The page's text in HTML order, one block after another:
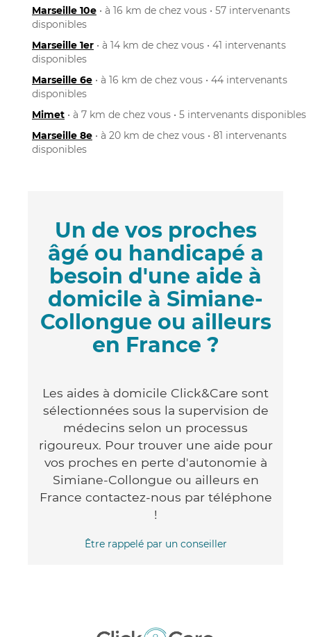
Marseille 10e • à 16 km de chez vous • 57 intervenants
disponibles
Marseille 1er • à 14 km de chez vous • 41 intervenants
disponibles
Marseille 6e • à 16 km de chez vous • 44 intervenants
disponibles
Mimet • à 7 km de chez vous • 5 intervenants disponibles
Marseille 8e • à 20 km de chez vous • 81 intervenants
disponibles
Un de vos proches
âgé ou handicapé a
besoin d'une aide à
domicile à Simiane-
Collongue ou ailleurs
en France ?
Les aides à domicile Click&Care sont
sélectionnées sous la supervision de
médecins selon un processus
rigoureux. Pour trouver une aide pour
vos proches en perte d'autonomie à
Simiane-Collongue ou ailleurs en
France contactez-nous par téléphone
!
Être rappelé par un conseiller